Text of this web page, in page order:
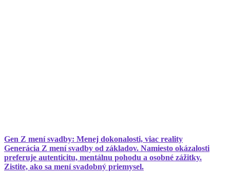
Gen Z mení svadby: Menej dokonalosti, viac reality
Generácia Z mení svadby od základov. Namiesto okázalosti
preferuje autenticitu, mentálnu pohodu a osobné zážitky.
Zistite, ako sa mení svadobný priemysel.